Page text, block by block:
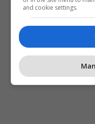
and cookie settings.